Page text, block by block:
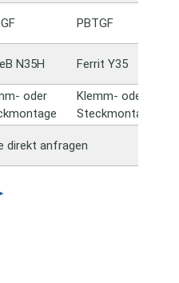
PBTGF
N35H Ferrit Y35
oder
Klemm- oder
Steckmontage
direkt anfragen